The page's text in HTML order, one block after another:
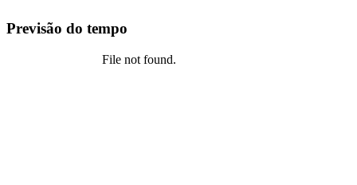
Previsão do tempo